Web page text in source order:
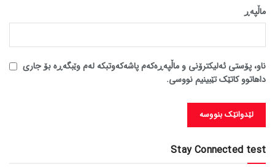
ماڵپه‌ڕ
ناو، پۆستی ئەلیکترۆنی و ماڵپەڕەکەم پاشەکەوتبکە لەم وێبگەڕە بۆ جاری
داهاتوو کاتێک تێبینیم نووسی.
Stay Connected test